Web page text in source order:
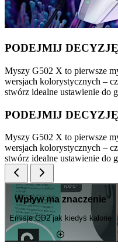
PODEJMIJ DECYZJĘ
Myszy G502 X to pierwsze
wersjach kolorystycznych –
stwórz idealne ustawienie do
PODEJMIJ DECYZJĘ
Myszy G502 X to pierwsze
wersjach kolorystycznych –
stwórz idealne ustawienie do
Wpływ ma znaczenie
Emisje CO2 jak kiedyś kalorie